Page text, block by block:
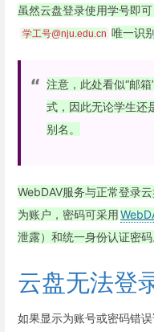
虽然云盘登录使用学号即
学工号@nju.edu.cn 唯一识
注意，此处看似“邮
式，因此无论学生还
别名。
WebDAV服务与正常登录
为账户，密码可采用
泄露）和统一身份认证密码
云盘无法登
如果显示为账号或密码错